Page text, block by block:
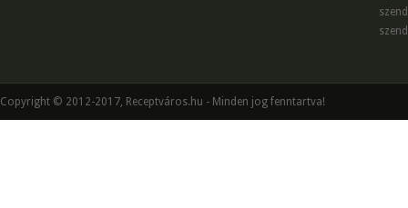
Copyright © 2012-2017, Receptváros.hu - Minden jog fenntartva!